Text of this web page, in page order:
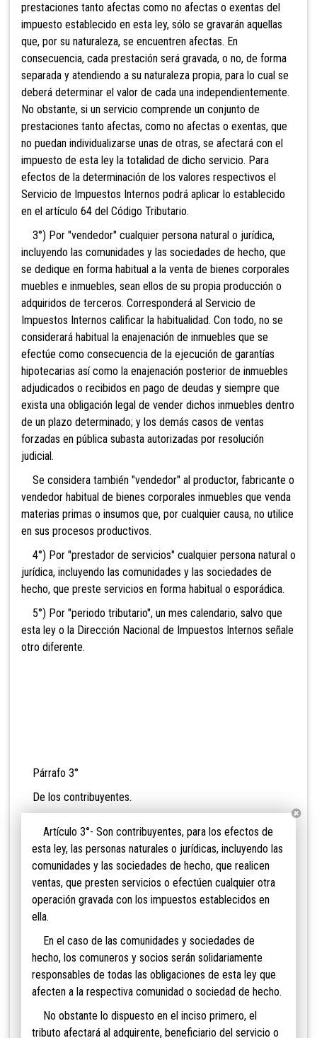
prestaciones tanto afectas como no afectas o exentas del
impuesto establecido en esta ley, sólo se gravarán aquellas
que, por su naturaleza, se encuentren afectas. En
consecuencia, cada prestación será gravada, o no, de forma
separada y atendiendo a su naturaleza propia, para lo cual se
deberá determinar el valor de cada una independientemente.
No obstante, si un servicio comprende un conjunto de
prestaciones tanto afectas, como no afectas o exentas, que
no puedan individualizarse unas de otras, se afectará con el
impuesto de esta ley la totalidad de dicho servicio. Para
efectos de la determinación de los valores respectivos el
Servicio de Impuestos Internos podrá aplicar lo establecido
en el artículo 64 del Código Tributario.
3°) Por "vendedor" cualquier persona natural o jurídica,
incluyendo las comunidades y las sociedades de hecho, que
se dedique en forma habitual a la venta de bienes corporales
muebles e inmuebles, sean ellos de su propia producción o
adquiridos de terceros. Corresponderá al Servicio de
Impuestos Internos calificar la habitualidad. Con todo, no se
considerará habitual la enajenación de inmuebles que se
efectúe como consecuencia de la ejecución de garantías
hipotecarias así como la enajenación posterior de inmuebles
adjudicados o recibidos en pago de deudas y siempre que
exista una obligación legal de vender dichos inmuebles dentro
de un plazo determinado; y los demás casos de ventas
forzadas en pública subasta autorizadas por resolución
judicial.
Se considera también "vendedor" al productor, fabricante o
vendedor habitual de bienes corporales inmuebles que venda
materias primas o insumos que, por cualquier causa, no utilice
en sus procesos productivos.
4°) Por "prestador de servicios" cualquier persona natural o
jurídica, incluyendo las comunidades y las sociedades de
hecho, que preste servicios en forma habitual o esporádica.
5°) Por "periodo tributario", un mes calendario, salvo que
esta ley o la Dirección Nacional de Impuestos Internos señale
otro diferente.
Párrafo 3°
De los contribuyentes.
Artículo 3°- Son contribuyentes, para los efectos de
esta ley, las personas naturales o jurídicas, incluyendo las
comunidades y las sociedades de hecho, que realicen
ventas, que presten servicios o efectúen cualquier otra
operación gravada con los impuestos establecidos en
ella.
En el caso de las comunidades y sociedades de
hecho, los comuneros y socios serán solidariamente
responsables de todas las obligaciones de esta ley que
afecten a la respectiva comunidad o sociedad de hecho.
No obstante lo dispuesto en el inciso primero, el
tributo afectará al adquirente, beneficiario del servicio o